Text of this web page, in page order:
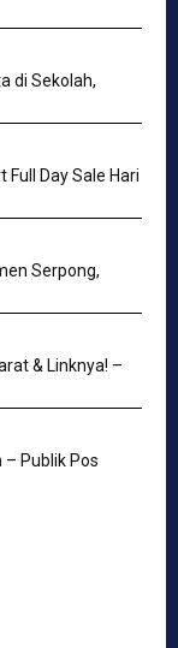
di Sekolah,
Full Day Sale Hari
Serpong,
& Linknya! –
– Publik Pos